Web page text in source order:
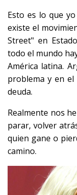
Esto es lo que
existe el
Street" en
todo el mundo
América latina.
problema y en
deuda.
Realmente nos
parar, volver
quien gane o
camino.